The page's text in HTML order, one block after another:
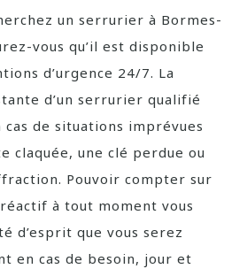
un serrurier à Bormes-
vous qu’il est disponible
d’urgence 24/7. La
d’un serrurier qualifié
de situations imprévues
claquée, une clé perdue ou
Pouvoir compter sur
à tout moment vous
d’esprit que vous serez
en cas de besoin, jour et